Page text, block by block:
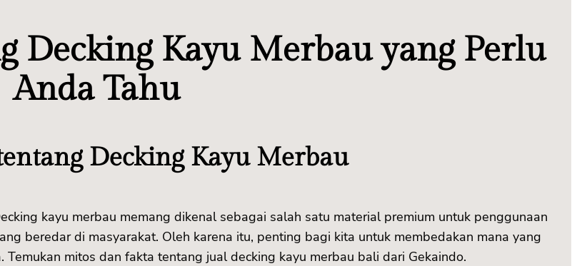
Decking Kayu Merbau yang Perlu
Anda Tahu
Decking Kayu Merbau
kayu merbau memang dikenal sebagai salah satu material premium untuk penggunaan
beredar di masyarakat. Oleh karena itu, penting bagi kita untuk membedakan mana yang
mitos dan fakta tentang jual decking kayu merbau bali dari Gekaindo.